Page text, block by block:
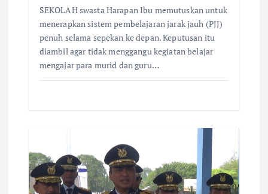
SEKOLAH swasta Harapan Ibu memutuskan untuk
menerapkan sistem pembelajaran jarak jauh (PJJ)
penuh selama sepekan ke depan. Keputusan itu
diambil agar tidak menggangu kegiatan belajar
mengajar para murid dan guru…